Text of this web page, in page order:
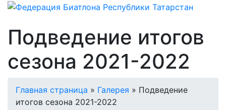
Подведение итогов
сезона 2021-2022
Главная страница » Галерея » Подведение
итогов сезона 2021-2022